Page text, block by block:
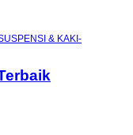
& KAKI-